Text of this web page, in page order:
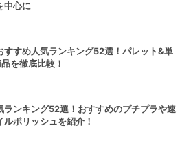
中心に
すすめ人気ランキング52選！パレット&単
を徹底比較！
ランキング52選！おすすめのプチプラや速
ポリッシュを紹介！